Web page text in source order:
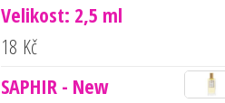
Velikost: 2,5 ml
18 Kč
SAPHIR - New